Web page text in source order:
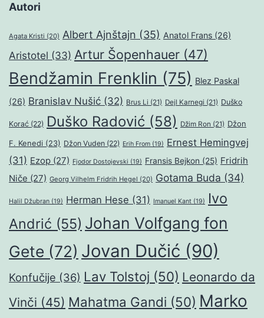
Autori
Agata Kristi (20) Albert Ajnštajn (35) Anatol Frans (26)
Aristotel (33) Artur Šopenhauer (47)
Bendžamin Frenklin (75) Blez Paskal
(26) Branislav Nušić (32) Brus Li (21) Dejl Karnegi (21) Duško
Korać (22) Duško Radović (58) Džim Ron (21) Džon
F. Kenedi (23) Džon Vuden (22) Erih From (19) Ernest Hemingvej
(31) Ezop (27) Fjodor Dostojevski (19) Fransis Bejkon (25) Fridrih
Niče (27) Georg Vilhelm Fridrih Hegel (20) Gotama Buda (34)
Halil Džubran (19) Herman Hese (31) Imanuel Kant (19)
Ivo
Andrić (55) Johan Volfgang fon
Gete (72) Jovan Dučić (90)
Konfučije (36) Lav Tolstoj (50) Leonardo da
Vinči (45) Mahatma Gandi (50) Marko